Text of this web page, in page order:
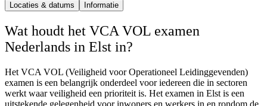
Locaties & datums
Informatie
Wat houdt het VCA VOL examen
Nederlands in Elst in?
Het VCA VOL (Veiligheid voor Operationeel Leidinggevenden)
examen is een belangrijk onderdeel voor iedereen die in sectoren
werkt waar veiligheid een prioriteit is. Het examen in Elst is een